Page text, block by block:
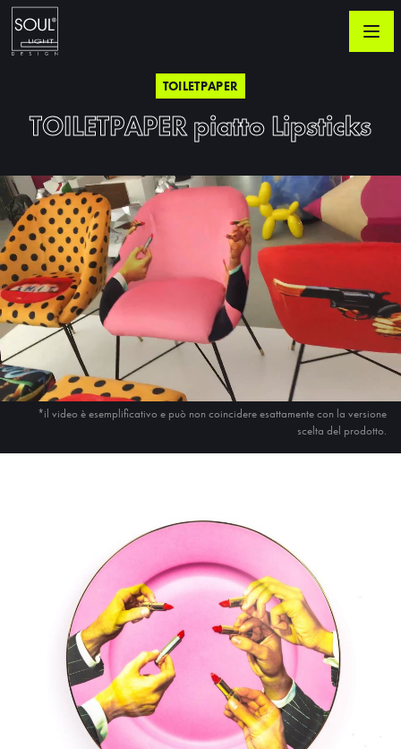
TOILETPAPER
TOILETPAPER piatto Lipsticks
*il video è esemplificativo e può non coincidere esattamente con la versione
scelta del prodotto.